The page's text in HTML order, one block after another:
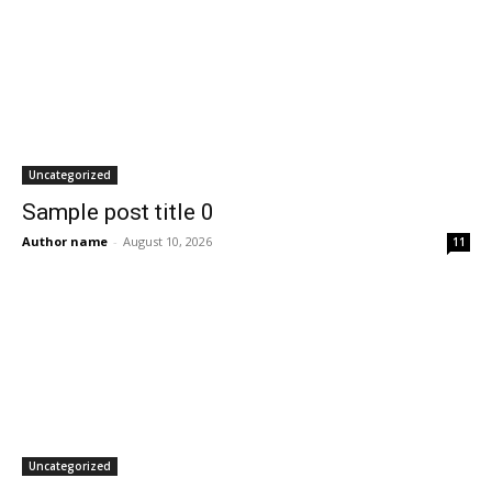
Uncategorized
Sample post title 0
Author name - August 10, 2026 11
Uncategorized